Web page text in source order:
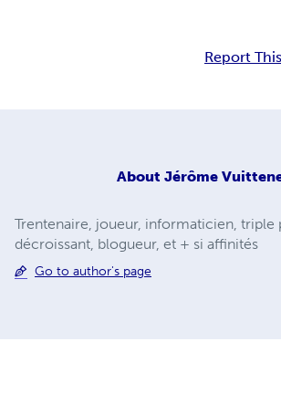
Report
About Jérôme
Trentenaire, joueur, informaticien, triple
décroissant, blogueur, et + si affinités
Go to author's page